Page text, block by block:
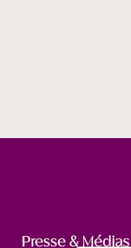
Presse & Médias